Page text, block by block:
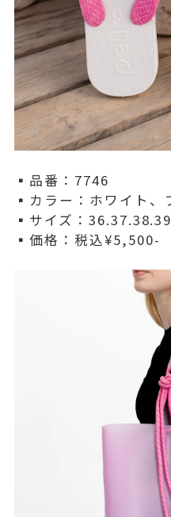
▪️品番：7746
▪️カラー：ホワイト、
▪️サイズ：
▪️価格：税込¥5,500-